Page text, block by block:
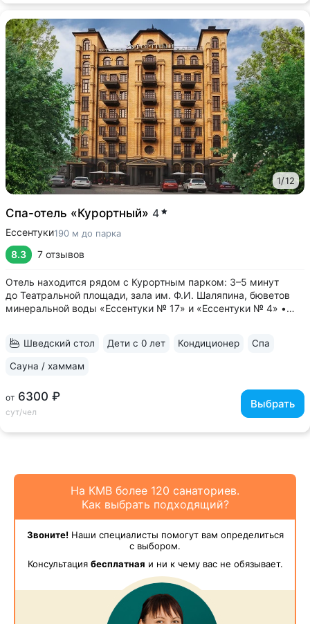
1/12
Спа-отель «Курортный» 4
Ессентуки190 м до парка
8.3 7 отзывов
Отель находится рядом с Курортным парком: 3–5 минут
до Театральной площади, зала им. Ф.И. Шаляпина, бюветов
минеральной воды «Ессентуки № 17» и «Ессентуки № 4» •
полотенец — каждый день •...
от 6300 ₽
сут/чел
Выбрать
Шведский стол Дети с 0 лет Кондиционер Спа
Сауна / хаммам
На КМВ более 120 санаториев.
Как выбрать подходящий?
Звоните!Наши специалисты помогут вам определиться
с выбором.
Консультация бесплатная и ни к чему вас не обязывает.